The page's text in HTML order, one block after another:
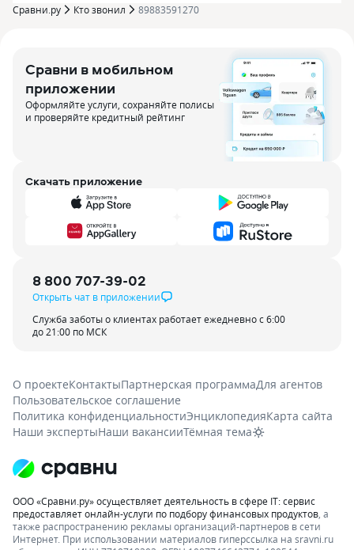
Сравни.ру Кто звонил 89883591270
Сравни в мобильном
приложении
Оформляйте услуги, сохраняйте полисы
и проверяйте кредитный рейтинг
Скачать приложение
8 800 707-39-02
Открыть чат в приложении
Служба заботы о клиентах работает ежедневно с 6:00
до 21:00 по МСК
О проектеКонтактыПартнерская программаДля агентов
Пользовательское соглашение
Политика конфиденциальностиЭнциклопедияКарта сайта
Наши экспертыНаши вакансииТёмная тема
ООО «Сравни.ру» осуществляет деятельность в сфере IT: сервис
предоставляет онлайн-услуги по подбору финансовых продуктов , а
также распространению рекламы организаций-партнеров в сети
Интернет. При использовании материалов гиперссылка на sravni.ru